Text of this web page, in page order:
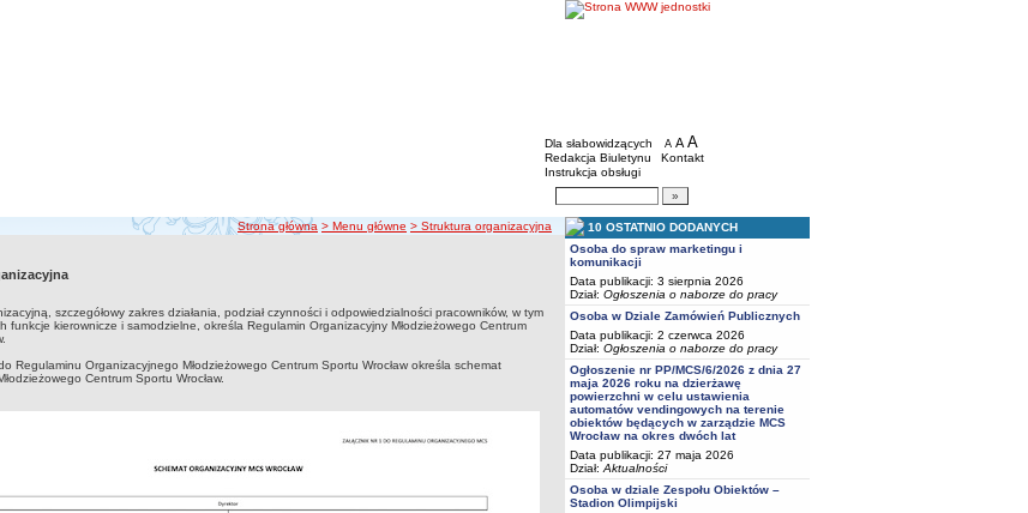
BIP - Młodzieżowe Centrum Sportu we
Menu dodatkowe
Dla słabowidzących A pomniejsz czcionkę
A standardowy rozmiar czcionki
A
Redakcja Biuletynu
Kontakt
Instrukcja obsługi
Wyszukiwarka artykułów
ścieżka nawigacji
Strona główna > Menu główne > Struktura organizacyjna
szczegółowy zakres działania, podział czynności i odpowiedzialności pracowników, w tym
funkcje kierownicze i samodzielne, określa Regulamin Organizacyjny Młodzieżowego Centrum
Regulaminu Organizacyjnego Młodzieżowego Centrum Sportu Wrocław określa schemat
Centrum Sportu Wrocław.
10 OSTATNIO DODANYCH
Osoba do spraw marketingu i
komunikacji
Data publikacji: 3 sierpnia 2026
Dział: Ogłoszenia o naborze do pracy
Osoba w Dziale Zamówień Publicznych
Data publikacji: 2 czerwca 2026
Dział: Ogłoszenia o naborze do pracy
Ogłoszenie nr PP/MCS/6/2026 z dnia 27
maja 2026 roku na dzierżawę
powierzchni w celu ustawienia
automatów vendingowych na terenie
obiektów będących w zarządzie MCS
Wrocław na okres dwóch lat
Data publikacji: 27 maja 2026
Dział: Aktualności
Osoba w dziale Zespołu Obiektów –
Stadion Olimpijski